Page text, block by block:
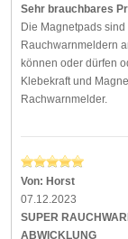
Sehr brauchbares
Die Magnetpads
Rauchwarnmeldern
können oder dürfen
Klebekraft und
Rachwarnmelder.
Von: Horst
07.12.2023
SUPER
ABWICKLUNG